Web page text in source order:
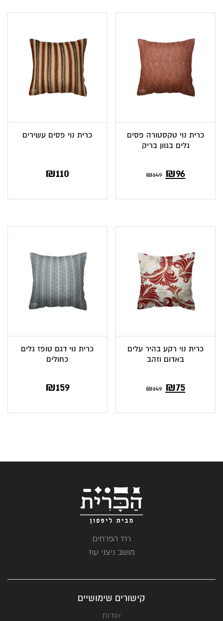
כרית נוי טקסטורה פסים
גלים בגוון בריק
₪149 המחיר
₪149.
₪96המחיר
₪96.
כרית נוי פסים עשירים
₪110
כרית נוי רקע בהיר עלים
באדום וזהב
₪149 ₪75
כרית נוי דגם טופז גלים
כחולים
₪159
רח' הפרחים
מושב ניצני עוז
קישורים שימושיים
אודות